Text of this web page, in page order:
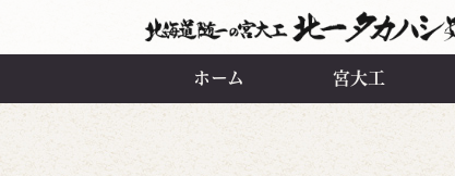
ホーム 宮大工